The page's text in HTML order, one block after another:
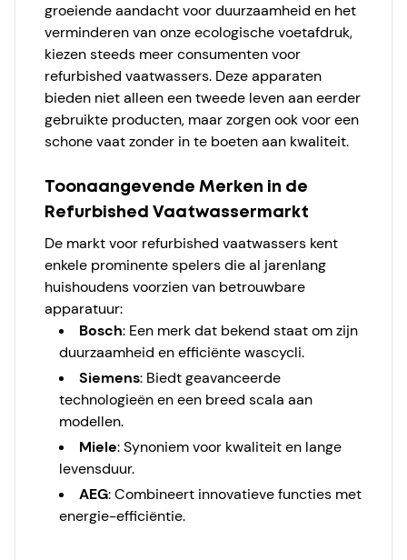
groeiende aandacht voor duurzaamheid en het
verminderen van onze ecologische voetafdruk,
kiezen steeds meer consumenten voor
refurbished vaatwassers. Deze apparaten
bieden niet alleen een tweede leven aan eerder
gebruikte producten, maar zorgen ook voor een
schone vaat zonder in te boeten aan kwaliteit.
Toonaangevende Merken in de
Refurbished Vaatwassermarkt
De markt voor refurbished vaatwassers kent
enkele prominente spelers die al jarenlang
huishoudens voorzien van betrouwbare
apparatuur:
Bosch: Een merk dat bekend staat om zijn
duurzaamheid en efficiënte wascycli.
Siemens: Biedt geavanceerde
technologieën en een breed scala aan
modellen.
Miele: Synoniem voor kwaliteit en lange
levensduur.
AEG: Combineert innovatieve functies met
energie-efficiëntie.